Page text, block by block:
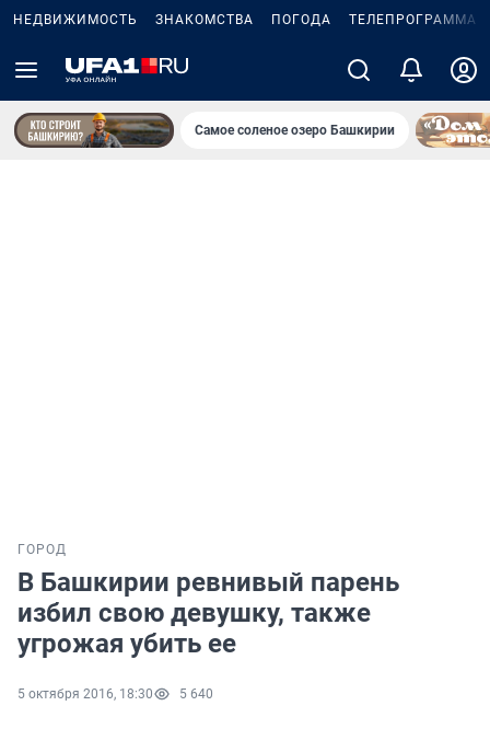
НЕДВИЖИМОСТЬ ЗНАКОМСТВА ПОГОДА ТЕЛЕПРОГРАММА
Самое соленое озеро Башкирии
ГОРОД
В Башкирии ревнивый парень
избил свою девушку, также
угрожая убить ее
5 октября 2016, 18:30 5 640